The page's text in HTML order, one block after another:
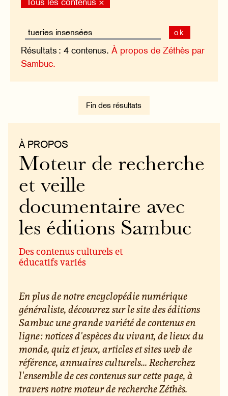
ok
Résultats : 4 contenus.À propos de Zéthès par
Sambuc.
Fin des résultats
À PROPOS
Moteur de recherche
et veille
documentaire avec
les éditions Sambuc
Des contenus culturels et
éducatifs variés
En plus de notre encyclopédie numérique
généraliste, découvrez sur le site des éditions
Sambuc une grande variété de contenus en
ligne : notices d'espèces du vivant, de lieux du
monde, quiz et jeux, articles et sites web de
référence, annuaires culturels... Recherchez
l'ensemble de ces contenus sur cette page, à
travers notre moteur de recherche Zéthès.